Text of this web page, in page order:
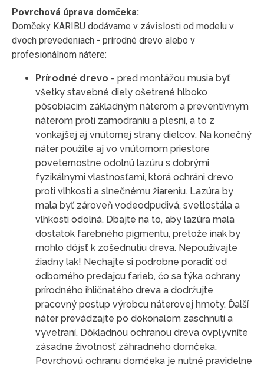
Povrchová úprava domčeka:
Domčeky KARIBU dodávame v závislosti od modelu v
dvoch prevedeniach - prírodné drevo alebo v
profesionálnom nátere:
Prírodné drevo - pred montážou musia byť
všetky stavebné diely ošetrené hlboko
pôsobiacim základným náterom a preventívnym
náterom proti zamodraniu a plesni, a to z
vonkajšej aj vnútornej strany dielcov. Na konečný
náter použite aj vo vnútornom priestore
poveternostne odolnú lazúru s dobrými
fyzikálnymi vlastnosťami, ktorá ochráni drevo
proti vlhkosti a slnečnému žiareniu. Lazúra by
mala byť zároveň vodeodpudivá, svetlostála a
vlhkosti odolná. Dbajte na to, aby lazúra mala
dostatok farebného pigmentu, pretože inak by
mohlo dôjsť k zošednutiu dreva. Nepoužívajte
žiadny lak! Nechajte si podrobne poradiť od
odborného predajcu farieb, čo sa týka ochrany
prírodného ihličnatého dreva a dodržujte
pracovný postup výrobcu náterovej hmoty. Ďalší
náter prevádzajte po dokonalom zaschnutí a
vyvetraní. Dôkladnou ochranou dreva ovplyvníte
zásadne životnosť záhradného domčeka.
Povrchovú ochranu domčeka je nutné pravidelne